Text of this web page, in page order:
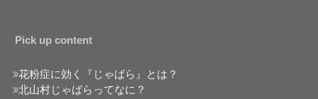
Pick up content
花粉症に効く『じゃばら』とは？
北山村じゃばらってなに？